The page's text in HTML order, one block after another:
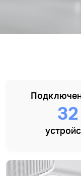
32